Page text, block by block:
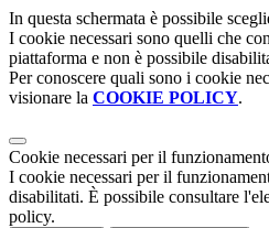
In questa schermata è possibile
I cookie necessari sono quelli che
piattaforma e non è possibile
Per conoscere quali sono i cookie
visionare la COOKIE POLICY.
Cookie necessari per il
I cookie necessari per il
disabilitati. È possibile consultare
policy.